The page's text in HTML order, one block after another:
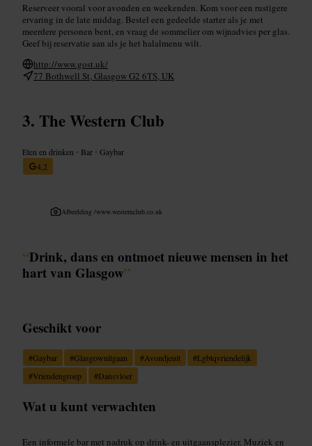
Reserveer vooral voor avonden en weekenden. Kom voor een rustigere
ervaring in de late middag. Bestel een gedeelde starter als je met
meerdere personen bent, en vraag de sommelier om wijnadvies per glas.
Geef bij reservatie aan als je het halalmenu wilt.
http://www.gost.uk/
77 Bothwell St, Glasgow G2 6TS, UK
The Western Club
Eten en drinken • Bar •Gaybar
4,2
Afbeelding /www.westernclub.co.uk
“Drink, dans en ontmoet nieuwe mensen in het
hart van Glasgow”
Geschikt voor
#Gaybar #Glasgowuitgaan #Avondjeuit #Lgbtqvriendelijk
#Vriendengroep #Dansvloer
Wat u kunt verwachten
Een informele bar met nadruk op drink- en uitgaansplezier. Muziek en